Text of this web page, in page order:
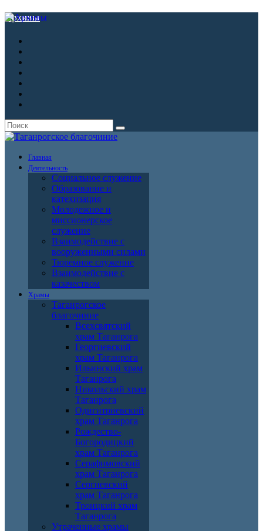
Архивы
Главная
Деятельность
Социальное служение
Образование и
катехизация
Молодежное и
миссионерское
служение
Взаимодействие с
вооруженными силами
Тюремное служение
Взаимодействие с
казачеством
Храмы
Таганрогское
благочиние
Всехсвятский
храм Таганрога
Георгиевский
храм Таганрога
Ильинский храм
Таганрога
Никольский храм
Таганрога
Одигитриевский
храм Таганрога
Рождество-
Богородицкий
храм Таганрога
Серафимовский
храм Таганрога
Сергиевский
храм Таганрога
Троицкий храм
Таганрога
Утраченные храмы